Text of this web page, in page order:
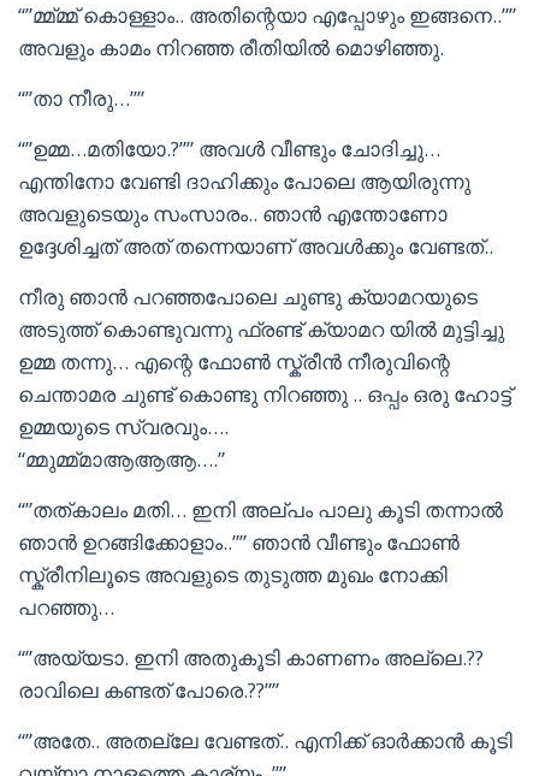
“”മ്മ്മ്മ് കൊള്ളാം.. അതിന്റെയാ എപ്പോഴും ഇങ്ങനെ..””
അവളും കാമം നിറഞ്ഞ രീതിയിൽ മൊഴിഞ്ഞു.
“”താ നീരു…””
“”ഉമ്മ…മതിയോ.?”” അവൾ വീണ്ടും ചോദിച്ചു…
എന്തിനോ വേണ്ടി ദാഹിക്കും പോലെ ആയിരുന്നു
അവളുടെയും സംസാരം.. ഞാൻ എന്തോണോ
ഉദ്ദേശിച്ചത് അത് തന്നെയാണ് അവൾക്കും വേണ്ടത്..
നീരു ഞാൻ പറഞ്ഞപോലെ ചുണ്ടു ക്യാമറയുടെ
അടുത്ത് കൊണ്ടുവന്നു ഫ്രണ്ട് ക്യാമറ യിൽ മുട്ടിച്ചു
ഉമ്മ തന്നു… എന്റെ ഫോൺ സ്ക്രീൻ നീരുവിന്റെ
ചെന്താമര ചുണ്ട് കൊണ്ടു നിറഞ്ഞു .. ഒപ്പം ഒരു ഹോട്ട്
ഉമ്മയുടെ സ്വരവും….
“മ്മുമ്മ്മാആആആ….”
“”തത്കാലം മതി… ഇനി അല്പം പാലു കൂടി തന്നാൽ
ഞാൻ ഉറങ്ങിക്കോളാം..”” ഞാൻ വീണ്ടും ഫോൺ
സ്ക്രീനിലൂടെ അവളുടെ തുടുത്ത മുഖം നോക്കി
പറഞ്ഞു…
“”അയ്യടാ. ഇനി അതുകൂടി കാണണം അല്ലെ.??
രാവിലെ കണ്ടത് പോരെ.??””
“”അതേ.. അതല്ലേ വേണ്ടത്.. എനിക്ക് ഓർക്കാൻ കൂടി